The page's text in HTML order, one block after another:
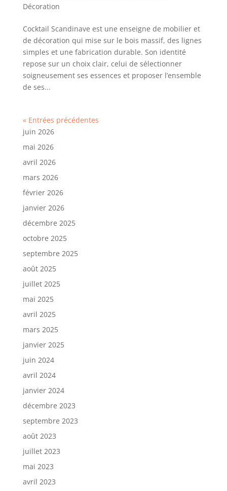
Décoration
Cocktail Scandinave est une enseigne de mobilier et
de décoration qui mise sur le bois massif, des lignes
simples et une fabrication durable. Son identité
repose sur un choix clair, celui de sélectionner
soigneusement ses essences et proposer l’ensemble
de ses...
« Entrées précédentes
juin 2026
mai 2026
avril 2026
mars 2026
février 2026
janvier 2026
décembre 2025
octobre 2025
septembre 2025
août 2025
juillet 2025
mai 2025
avril 2025
mars 2025
janvier 2025
juin 2024
avril 2024
janvier 2024
décembre 2023
septembre 2023
août 2023
juillet 2023
mai 2023
avril 2023